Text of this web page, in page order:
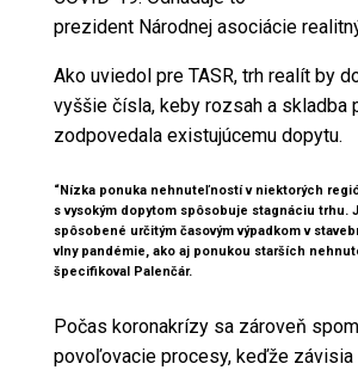
prezident Národnej asociácie
Ako uviedol pre TASR, trh realít by
vyššie čísla, keby rozsah a skladba
zodpovedala existujúcemu dopytu.
“Nízka ponuka nehnuteľností v niektorých
s vysokým dopytom spôsobuje stagnáciu trhu.
spôsobené určitým časovým výpadkom v
vlny pandémie, ako aj ponukou starších
špecifikoval Palenčár.
Počas koronakrízy sa zároveň
povoľovacie procesy, keďže závisia